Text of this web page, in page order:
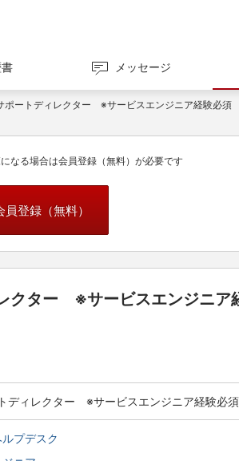
メッセージ
ポートディレクター ※サービスエンジニア経験必須
なる場合は会員登録（無料）が必要です
員登録（無料）
クター ※サービスエンジニア
ディレクター ※サービスエンジニア経験必須
プデスク